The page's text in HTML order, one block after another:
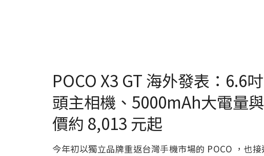
POCO X3 GT 海外發表：6.6
頭主相機、5000mAh大電量
價約 8,013 元起
今年初以獨立品牌重返台灣手機市場的 POCO ，也